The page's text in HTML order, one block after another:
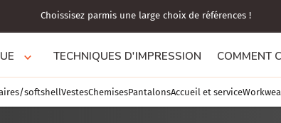
Choissisez parmis une large choix de références !
TECHNIQUES D'IMPRESSION COMMENT
softshellVestesChemisesPantalonsAccueil et service